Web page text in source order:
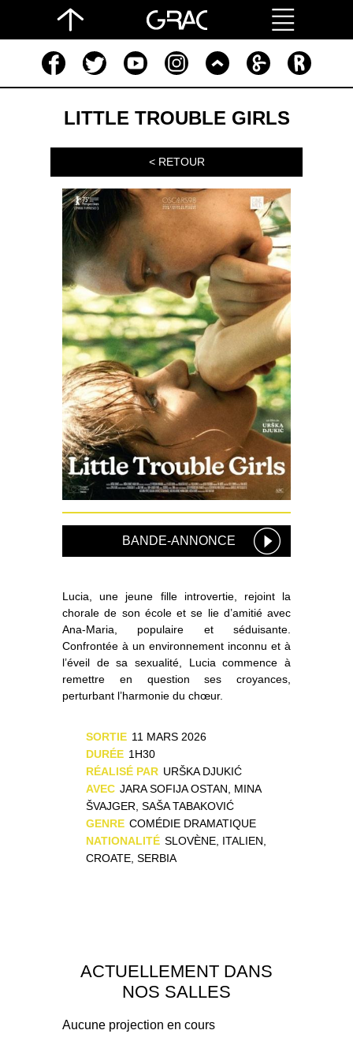
LITTLE TROUBLE GIRLS
< RETOUR
BANDE-ANNONCE
Lucia, une jeune fille introvertie, rejoint la
chorale de son école et se lie d’amitié avec
Ana-Maria, populaire et séduisante.
Confrontée à un environnement inconnu et à
l’éveil de sa sexualité, Lucia commence à
remettre en question ses croyances,
perturbant l’harmonie du chœur.
SORTIE 11 MARS 2026
DURÉE 1H30
RÉALISÉ PAR URŠKA DJUKIĆ
AVEC JARA SOFIJA OSTAN, MINA
ŠVAJGER, SAŠA TABAKOVIĆ
GENRE COMÉDIE DRAMATIQUE
NATIONALITÉ SLOVÈNE, ITALIEN,
CROATE, SERBIA
ACTUELLEMENT DANS
NOS SALLES
Aucune projection en cours